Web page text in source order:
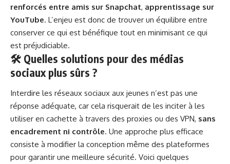
renforcés entre amis sur Snapchat, apprentissage sur
YouTube. L’enjeu est donc de trouver un équilibre entre
conserver ce qui est bénéfique tout en minimisant ce qui
est préjudiciable.
🛠 Quelles solutions pour des médias
sociaux plus sûrs ?
Interdire les réseaux sociaux aux jeunes n’est pas une
réponse adéquate, car cela risquerait de les inciter à les
utiliser en cachette à travers des proxies ou des VPN, sans
encadrement ni contrôle. Une approche plus efficace
consiste à modifier la conception même des plateformes
pour garantir une meilleure sécurité. Voici quelques